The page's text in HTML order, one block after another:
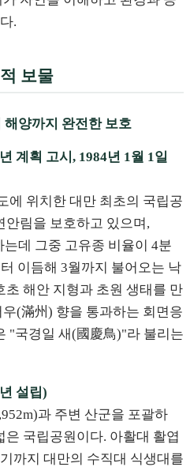
.
보물
양까지 완전한 보호
계획 고시, 1984년 1월 1일
에 위치한 대만 최초의 국립공
안림을 보호하고 있으며,
데 그중 고유종 비율이 4분
이듬해 3월까지 불어오는 낙
해안 지형과 초원 생태를 만
(滿州) 향을 통과하는 회면응
"국경일 새(國慶鳥)"라 불리는
설립)
과 주변 산군을 포괄하
은 국립공원이다. 아활대 활엽
까지 대만의 수직대 식생대를